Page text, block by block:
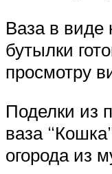
Ваза в виде
бутылки
просмотру
Поделки из
ваза
огорода из